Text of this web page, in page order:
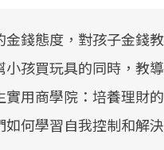
錢態度，對孩子金錢
孩買玩具的同時，教
用商學院：培養理財
何學習自我控制和解
政策
關注
療院
狀況